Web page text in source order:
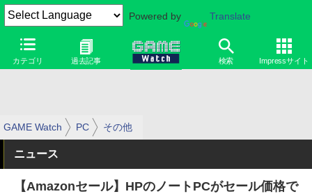
Powered by Translate
カテゴリ 過去記事 検索 Impressサイト
GAME Watch PC その他
ニュース
【Amazonセール】HPのノートPCがセール価格で